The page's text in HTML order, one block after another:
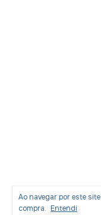
Ao navegar por este site
compra. Entendi